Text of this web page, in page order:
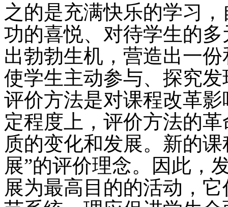
之的是充满快乐的学习
功的喜悦、对待学生的
出勃勃生机，营造出一
使学生主动参与、探究
评价方法是对课程改革
定程度上，评价方法的
质的变化和发展。新的
展”的评价理念。因此，
展为最高目的的活动，